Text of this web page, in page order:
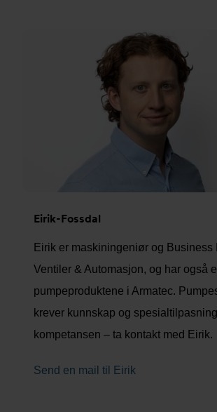
Eirik-Fossdal
Eirik er maskiningeniør og Business
Ventiler & Automasjon, og har også
pumpeproduktene i Armatec.
krever kunnskap og
kompetansen – ta kontakt med Eirik.
Send en mail til Eirik